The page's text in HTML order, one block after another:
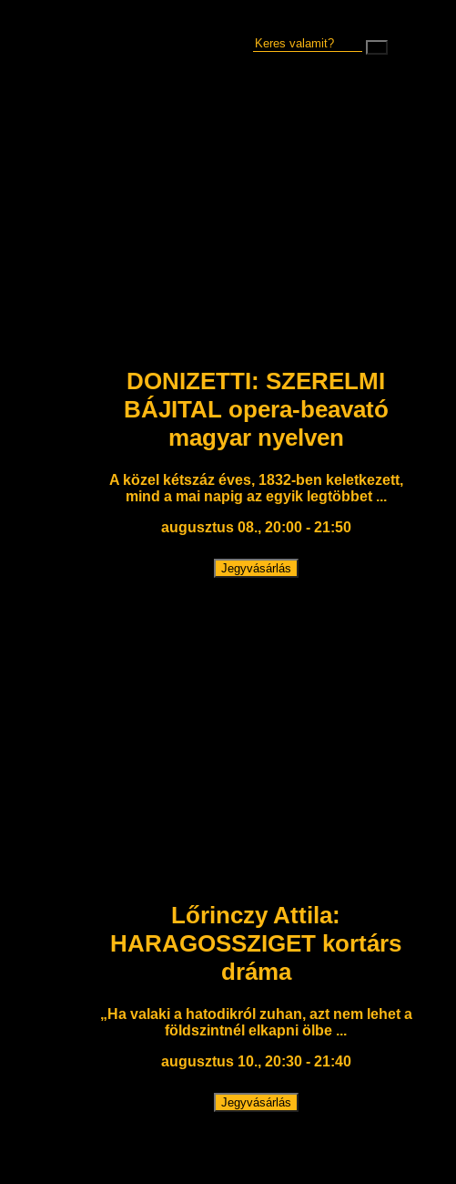
DONIZETTI: SZERELMI
BÁJITAL opera-beavató
magyar nyelven
A közel kétszáz éves, 1832-ben keletkezett,
mind a mai napig az egyik legtöbbet ...
augusztus 08., 20:00 - 21:50
Jegyvásárlás
Lőrinczy Attila:
HARAGOSSZIGET kortárs
dráma
„Ha valaki a hatodikról zuhan, azt nem lehet a
földszintnél elkapni ölbe ...
augusztus 10., 20:30 - 21:40
Jegyvásárlás